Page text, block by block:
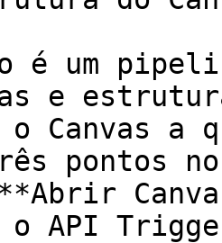
é um
e
Canvas a
pontos
o API